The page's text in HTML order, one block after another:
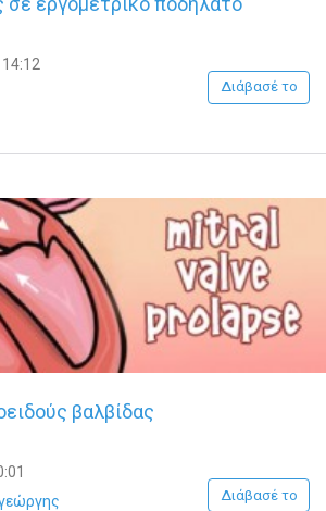
Διάβασέ το
βαλβίδας
Διάβασέ το